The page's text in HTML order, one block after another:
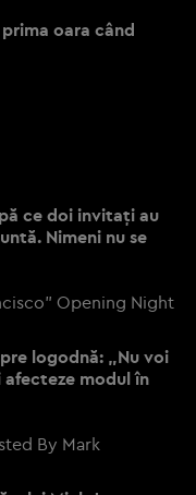
ce doi invitați au
Nimeni nu se
logodnă: „Nu voi
modul în
prima oara când